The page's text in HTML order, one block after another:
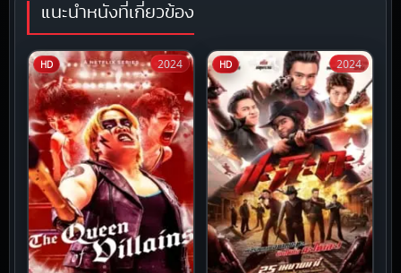
แนะนำหนังที่เกี่ยวข้อง
HD 2024 HD 2024